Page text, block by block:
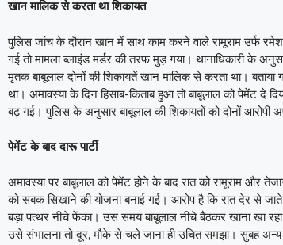
खान मालिक से करता था शिकायत
पुलिस जांच के दौरान खान में साथ काम करने वाले रामूराम उर्फ
गई तो मामला ब्लाइंड मर्डर की तरफ मुड़ गया। थानाधिकारी के
मृतक बाबूलाल दोनों की शिकायतें खान मालिक से करता था।
था। अमावस्या के दिन हिसाब-किताब हुआ तो बाबूलाल को पेमेंट दे
बढ़ गई। पुलिस के अनुसार बाबूलाल की शिकायतों को दोनों आरोपी
पेमेंट के बाद दारू पार्टी
अमावस्या पर बाबूलाल को पेमेंट होने के बाद रात को रामूराम और
को सबक सिखाने की योजना बनाई गई। आरोप है कि रात देर से
बड़ा पत्थर नीचे फेंका। उस समय बाबूलाल नीचे बैठकर खाना खा
उसे संभालना तो दूर, मौके से चले जाना ही उचित समझा। सुबह